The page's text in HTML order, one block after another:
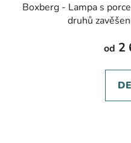
Boxberg - Lampa s
druhů
od 2